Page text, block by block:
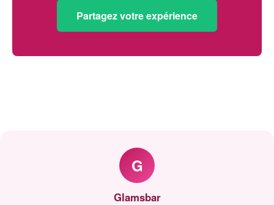
Partagez votre expérience
G
Glamsbar